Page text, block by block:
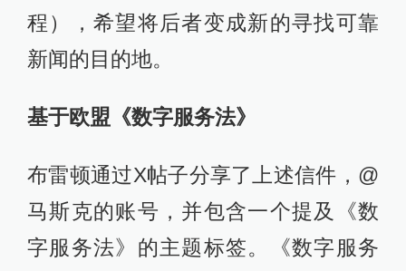
程），希望将后者变成新的寻找可靠
新闻的目的地。
基于欧盟《数字服务法》
布雷顿通过X帖子分享了上述信件，@
马斯克的账号，并包含一个提及《数
字服务法》的主题标签。《数字服务